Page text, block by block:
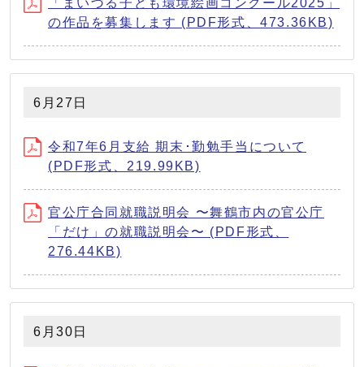
の作品を募集します (PDF形式、473.36KB)
6月27日
令和7年6月支給 期末･勤勉手当について
(PDF形式、219.99KB)
官公庁合同就職説明会 〜舞鶴市内の官公庁
「だけ」の就職説明会〜 (PDF形式、
276.44KB)
6月30日